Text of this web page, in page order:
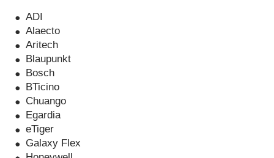
ADI
Alaecto
Aritech
Blaupunkt
Bosch
BTicino
Chuango
Egardia
eTiger
Galaxy Flex